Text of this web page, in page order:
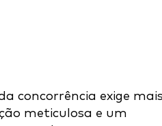
concorrência exige
meticulosa e um